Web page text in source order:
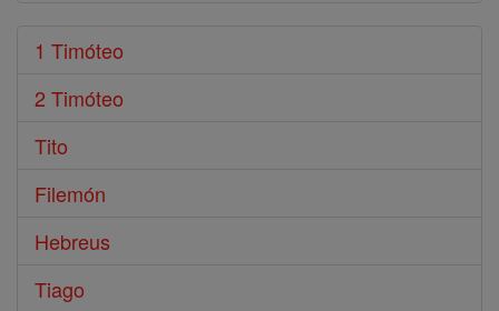
1 Timóteo
2 Timóteo
Tito
Filemón
Hebreus
Tiago